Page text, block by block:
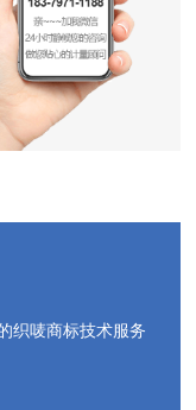
织唛商标技术服务